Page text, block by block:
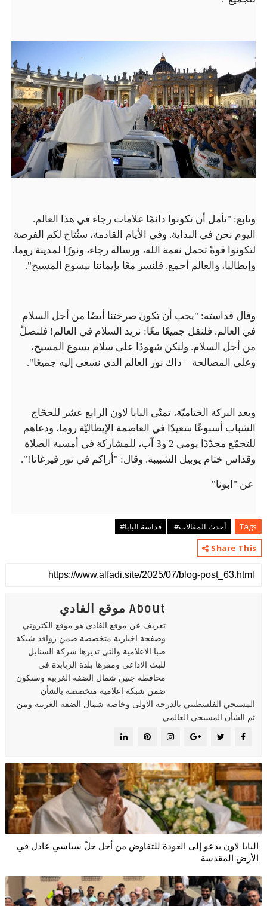
وتابع: "نأمل أن تكونوا دائمًا علامات رجاء في هذا العالم.
اليوم نحن في البداية. وفي الأيام القادمة، ستُتاح لكم الفرصة
لتكونوا قوةً تحمل نعمة الله، ورسالة رجاء، ونورًا لمدينة روما،
وإيطاليا، والعالم أجمع. فلنسر معًا بإيماننا بيسوع المسيح".
وقال قداسته: "يجب أن تكون صرختنا أيضًا من أجل السلام
في العالم. فلنقل جميعًا معًا: نريد السلام في العالم! فلنصلِّ
من أجل السلام. ولنكن شهودًا على سلام يسوع المسيح،
وعلى المصالحة – ذاك نور العالم الذي نسعى إليه جميعًا".
وبعد البركة الختاميّة، تمنّى البابا لاون الرابع عشر للحجّاج
الشباب أسبوعًا سعيدًا في العاصمة الإيطاليّة روما، ودعاهم
للتجمّع مجدّدًا يومي 2 و3 آب، للمشاركة في أمسية الصلاة
وقداس ختام يوبيل الشبيبة. وقال: "أراكم في تور فيرغاتا!".
عن "ابونا"
Tags أحدث المقالات#
قداسة البابا#
Share This
About موقع الفادي
تعريف عن موقع الفادي هو موقع الكتروني
وصفحة اخبارية متخصصة ضمن روافد شبكة
صبا الاعلامية والتي تديرها شركة السنابل
للبث الاذاعي ومقرها بلدة الزبابدة في
محافظة جنين شمال الضفة الغربية وستكون
ضمن شبكة اعلامية متخصصة بالشأن
المسيحي الفلسطيني بالدرجة الاولى وخاصة شمال الضفة الغربية ومن
ثم الشأن المسيحي العالمي
البابا لاون يدعو إلى العودة للتفاوض من أجل حلّ سياسي عادل في
الأرض المقدسة